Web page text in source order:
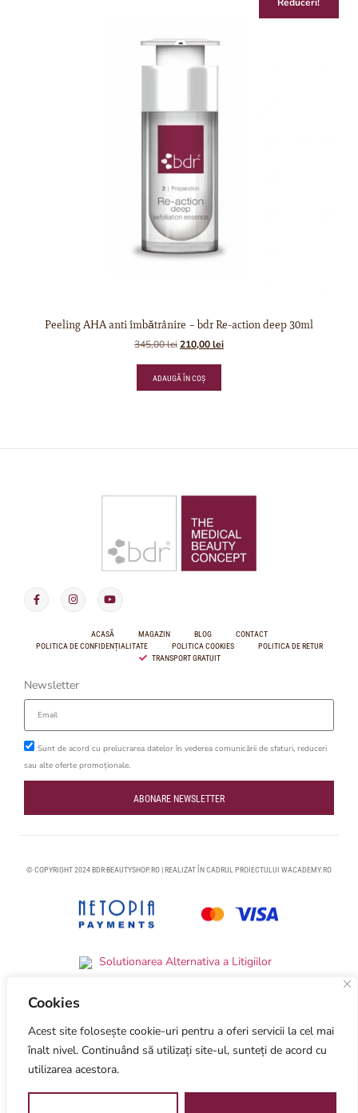
Cookies
Acest site folosește cookie-uri pentru a oferi servicii la cel mai
înalt nivel. Continuând să utilizați site-ul, sunteți de acord cu
utilizarea acestora.
Reduceri!
Peeling AHA anti îmbǎtrânire – bdr Re-action deep 30ml
345,00lei210,00lei
ADAUGĂ ÎN COȘ
ACASĂ MAGAZIN BLOG
CONTACT
POLITICA DE CONFIDENȚIALITATE
POLITICA COOKIES
POLITICA DE RETUR
TRANSPORT GRATUIT
Newsletter
Sunt de acord cu prelucrarea datelor în vederea comunicării de sfaturi, reduceri
sau alte oferte promoționale.
ABONARE NEWSLETTER
© COPYRIGHT 2024 BDR-BEAUTYSHOP.RO | REALIZAT ÎN CADRUL PROIECTULUI WACADEMY.RO
Optimized by Seraphinite Accelerator
Turns on site high speed to be attractive for people and search engines.